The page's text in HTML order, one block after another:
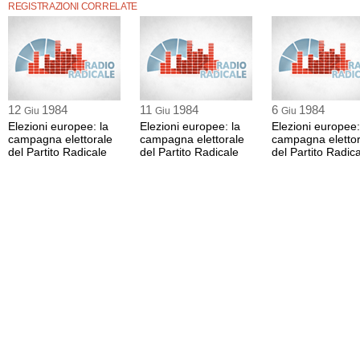
REGISTRAZIONI CORRELATE
12 Giu 1984
Elezioni europee: la
campagna elettorale
del Partito Radicale
11 Giu 1984
Elezioni europee: la
campagna elettorale
del Partito Radicale
6 Giu 1984
Elezioni
campagna
del Partito